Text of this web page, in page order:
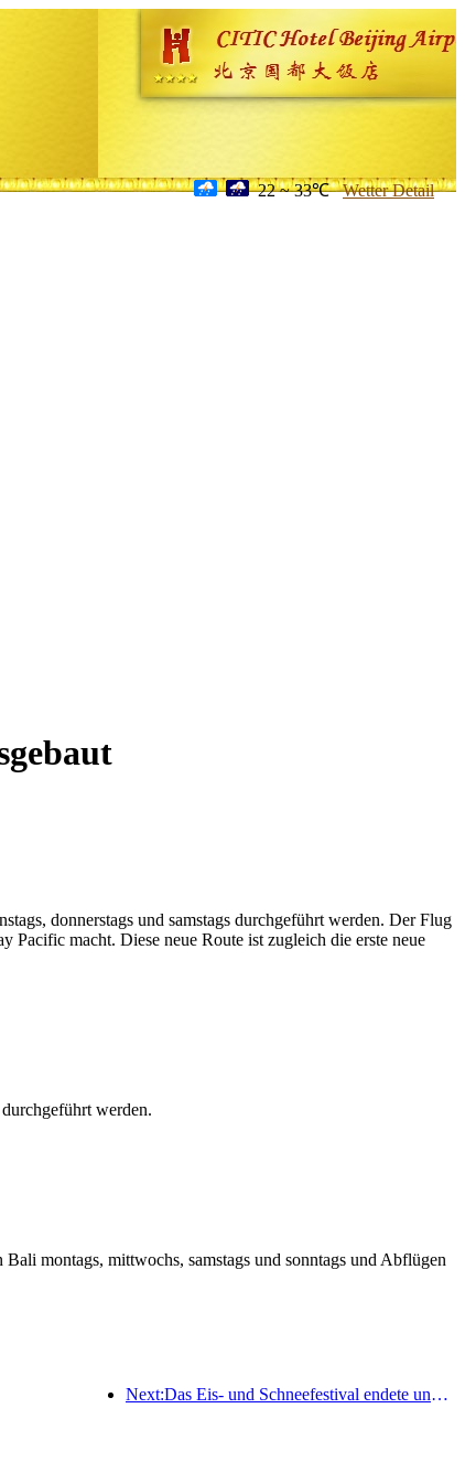
22 ~ 33℃ Wetter Detail
donnerstags und samstags durchgeführt werden. Der Flug
macht. Diese neue Route ist zugleich die erste neue
werden.
montags, mittwochs, samstags und sonntags und Abflügen
Next:Das Eis- und Schneefestival endete und das Yun Hotel nahm 2025 die erste Welle des „Reichtums“ mit nach Hause